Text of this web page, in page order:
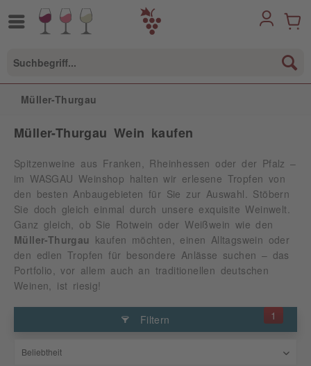
Müller-Thurgau
Müller-Thurgau Wein kaufen
Spitzenweine aus Franken, Rheinhessen oder der Pfalz –
im WASGAU Weinshop halten wir erlesene Tropfen von
den besten Anbaugebieten für Sie zur Auswahl. Stöbern
Sie doch gleich einmal durch unsere exquisite Weinwelt.
Ganz gleich, ob Sie Rotwein oder Weißwein wie den
Müller-Thurgau
kaufen möchten, einen Alltagswein oder
den edlen Tropfen für besondere Anlässe suchen – das
Portfolio, vor allem auch an traditionellen deutschen
Weinen, ist riesig!
Filtern 1